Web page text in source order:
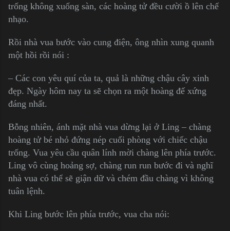
trống không xuống sàn, các hoàng tử đều cười ồ lên chế
nhạo.
Rồi nhà vua bước vào cung điện, ông nhìn xung quanh
một hồi rồi nói :
– Các con yêu quí của ta, quả là những chậu cây xinh
đẹp. Ngày hôm nay ta sẽ chọn ra một hoàng đế xứng
đáng nhất.
Bỗng nhiên, ánh mặt nhà vua dừng lại ở Ling – chàng
hoàng tử bé nhỏ đứng nép cuối phòng với chiếc chậu
trống. Vua yêu cầu quân lính mời chàng lên phía trước.
Ling vô cùng hoảng sợ, chàng run run bước đi và nghĩ
nhà vua có thể sẽ giận dữ và chém đầu chàng vì không
tuân lệnh.
Khi Ling bước lên phía trước, vua cha nói: